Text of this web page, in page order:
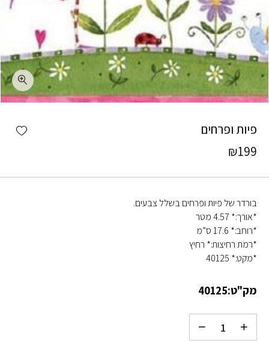
פיות ופרחים
₪199
בורדר של פיות ופרחים בשלל צבעים.
*אורך:* 4.57 מטר
*רוחב:* 17.6 ס”מ
*רמת רחיצות:* רחיץ
*מקט:* 40125
מק"ט:40125